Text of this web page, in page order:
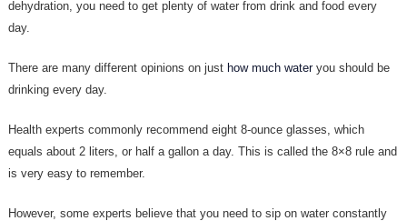
dehydration, you need to get plenty of water from drink and food every
day.
There are many different opinions on just how much wateryou should be
drinking every day.
Health experts commonly recommend eight 8-ounce glasses, which
equals about 2 liters, or half a gallon a day. This is called the 8×8 rule and
is very easy to remember.
However, some experts believe that you need to sip on water constantly